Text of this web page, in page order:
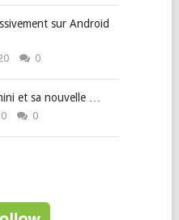
sur Android
0
et sa nouvelle …
0